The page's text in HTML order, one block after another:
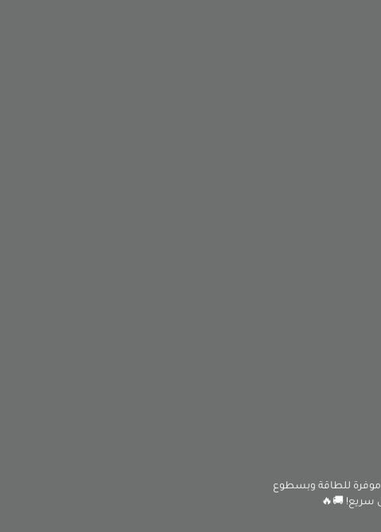
أضِئ شارعك وحديقتك بأفضل حلول الإنارة! ✨ تسوّق أونلاين كشافات شوارع وإنارة جدارية LED موفرة للطاقة وبسطوع